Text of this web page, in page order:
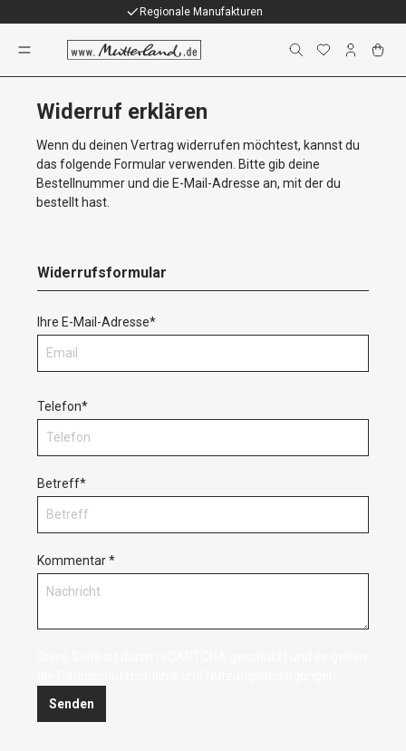
Regionale Manufakturen
Vertrag widerrufen
Widerruf erklären
Wenn du deinen Vertrag widerrufen möchtest, kannst du
das folgende Formular verwenden. Bitte gib deine
Bestellnummer und die E-Mail-Adresse an, mit der du
bestellt hast.
Widerrufsformular
Ihre E-Mail-Adresse*
Telefon*
Betreff*
Kommentar *
Senden